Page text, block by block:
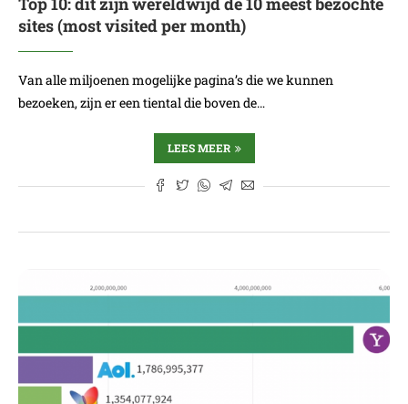
sites (most visited per month)
Van alle miljoenen mogelijke pagina’s die we kunnen
bezoeken, zijn er een tiental die boven de…
LEES MEER